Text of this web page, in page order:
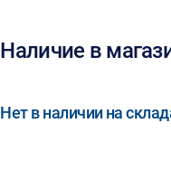
Наличие в
Нет в наличии на